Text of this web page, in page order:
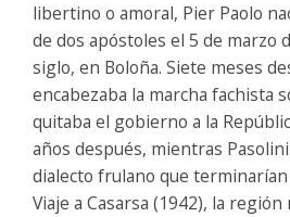
libertino o amoral, Pier Paolo
de dos apóstoles el 5 de marzo
siglo, en Boloña. Siete meses
encabezaba la marcha fachista
quitaba el gobierno a la
años después, mientras
dialecto frulano que
Viaje a Casarsa (1942), la